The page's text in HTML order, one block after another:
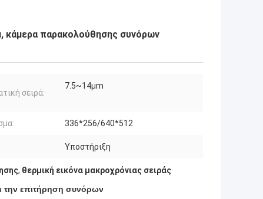
κάμερα παρακολούθησης συνόρων
σειρά:
7.5~14μm
336*256/640*512
Υποστήριξη
, θερμική εικόνα μακροχρόνιας σειράς
την επιτήρηση συνόρων